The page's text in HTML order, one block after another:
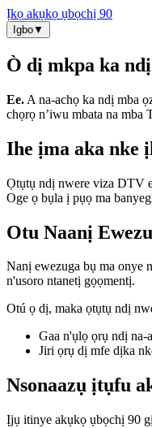
Ịkọ akụkọ ụbọchị 90
Igbo▼
Ò dị mkpa ka
Ee. A na-achọ ka ndị mba
chọrọ n’iwu mbata na mba
Ihe ịma aka nke
Ọtụtụ ndị nwere viza DTV
Oge ọ bụla ị pụọ ma
Otu Naanị
Nanị ewezuga bụ ma onye
n'usoro ntanetị gọọmentị.
Otú ọ dị, maka ọtụtụ ndị
Gaa n'ụlọ ọrụ ndị na-
Jiri ọrụ dị mfe dịka
Nsonaazụ ịtụfu
Ịjụ itinye akụkọ ụbọchị 90